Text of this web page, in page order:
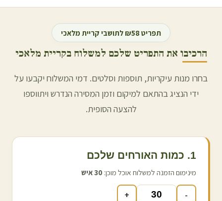
תפריט ₪58 לתושבי קריית מלאכי
הרכיבו את התפריט שלכם למשלוח בקריית מלאכי
בחרו מנות עיקריות, תוספות וסלטים. דמי המשלוח יקבעו על
ידי הנציג בהתאם למיקום וזמן המסירה הנדרש ויתווספו
להצעה הסופית.
1. כמות האורחים שלכם
מינימום הזמנה למשלוח אוכל מוכן: 30איש
-
+